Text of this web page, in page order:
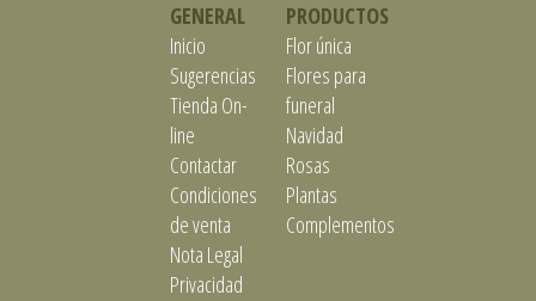
GENERAL
Inicio
Sugerencias
Tienda On-
line
Contactar
Condiciones
de venta
Nota Legal
Privacidad
PRODUCTOS
Flor única
Flores para
funeral
Navidad
Rosas
Plantas
Complementos